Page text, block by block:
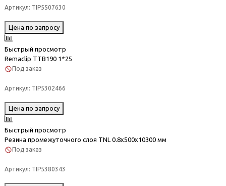
Артикул: TIP5507630
Цена по запросу
Быстрый просмотр
Remaclip TTB190 1*25
Под заказ
Артикул: TIP5302466
Цена по запросу
Быстрый просмотр
Резина промежуточного слоя TNL 0.8х500x10300 мм
Под заказ
Артикул: TIP5380343